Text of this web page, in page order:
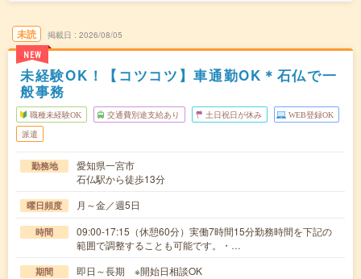
未読
NEW
掲載日 2026/08/05
未経験OK！【コツコツ】車通勤OK＊石仏で一
般事務
職種未経験OK 交通費別途支給あり 土日祝日が休み WEB登録OK
派遣
勤務地
愛知県一宮市
石仏駅から徒歩13分
曜日頻度 月～金／週5日
時間
09:00-17:15（休憩60分）実働7時間15分勤務時間を下記の
範囲で調整することも可能です。・…
期間 即日～長期 ※開始日相談OK